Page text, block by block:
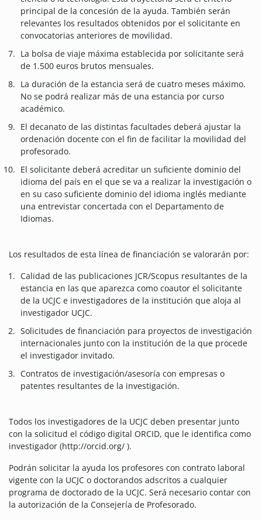
principal de la concesión de la ayuda. También serán
relevantes los resultados obtenidos por el solicitante en
convocatorias anteriores de movilidad.
La bolsa de viaje máxima establecida por solicitante será
de 1.500 euros brutos mensuales.
La duración de la estancia será de cuatro meses máximo.
No se podrá realizar más de una estancia por curso
académico.
El decanato de las distintas facultades deberá ajustar la
ordenación docente con el fin de facilitar la movilidad del
profesorado.
El solicitante deberá acreditar un suficiente dominio del
idioma del país en el que se va a realizar la investigación o
en su caso suficiente dominio del idioma inglés mediante
una entrevistar concertada con el Departamento de
Idiomas.
Los resultados de esta línea de financiación se valorarán por:
Calidad de las publicaciones JCR/Scopus resultantes de la
estancia en las que aparezca como coautor el solicitante
de la UCJC e investigadores de la institución que aloja al
investigador UCJC.
Solicitudes de financiación para proyectos de investigación
internacionales junto con la institución de la que procede
el investigador invitado.
Contratos de investigación/asesoría con empresas o
patentes resultantes de la investigación.
Todos los investigadores de la UCJC deben presentar junto
con la solicitud el código digital ORCID, que le identifica como
investigador (http://orcid.org/ ).
Podrán solicitar la ayuda los profesores con contrato laboral
vigente con la UCJC o doctorandos adscritos a cualquier
programa de doctorado de la UCJC. Será necesario contar con
la autorización de la Consejería de Profesorado.